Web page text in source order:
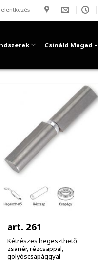
Csináld Magad
art. 261
Kétrészes hegeszthető
zsanér, rézcsappal,
golyóscsapággyal